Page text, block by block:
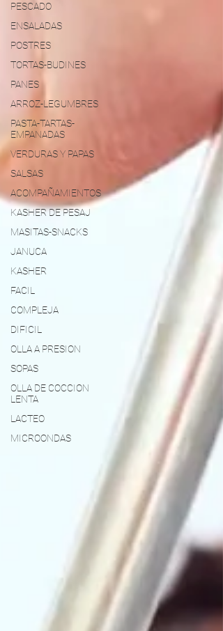
PESCADO
ENSALADAS
POSTRES
TORTAS-BUDINES
PANES
ARROZ-LEGUMBRES
PASTA-TARTAS-
EMPANADAS
VERDURAS Y PAPAS
SALSAS
ACOMPAÑAMIENTOS
KASHER DE PESAJ
MASITAS-SNACKS
JANUCA
KASHER
FACIL
COMPLEJA
DIFICIL
OLLA A PRESION
SOPAS
OLLA DE COCCION
LENTA
LACTEO
MICROONDAS